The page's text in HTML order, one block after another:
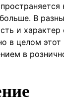
В
и характер
в целом
в